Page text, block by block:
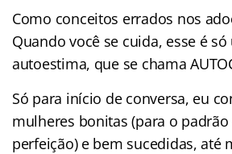
Como conceitos errados nos
Quando você se cuida, esse é
autoestima, que se chama
Só para início de conversa, eu
mulheres bonitas (para o
perfeição) e bem sucedidas, até